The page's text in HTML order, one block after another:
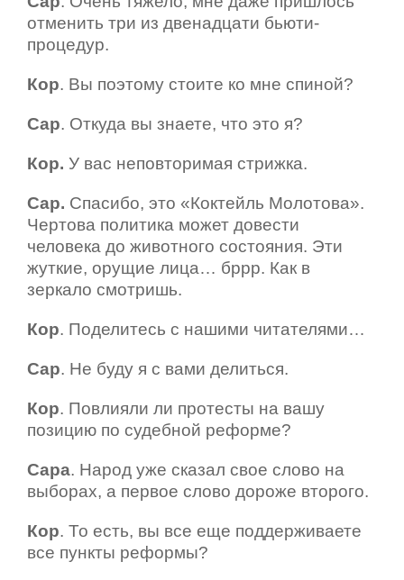
отменить три из двенадцати бьюти-
процедур.
Кор. Вы поэтому стоите ко мне спиной?
Сар. Откуда вы знаете, что это я?
Кор. У вас неповторимая стрижка.
Сар. Спасибо, это «Коктейль Молотова».
Чертова политика может довести
человека до животного состояния. Эти
жуткие, орущие лица… бррр. Как в
зеркало смотришь.
Кор. Поделитесь с нашими читателями…
Сар. Не буду я с вами делиться.
Кор. Повлияли ли протесты на вашу
позицию по судебной реформе?
Сара. Народ уже сказал свое слово на
выборах, а первое слово дороже второго.
Кор. То есть, вы все еще поддерживаете
все пункты реформы?